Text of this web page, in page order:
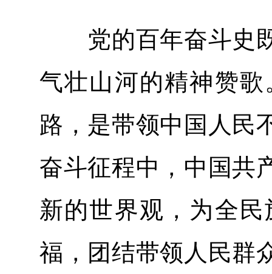
党的百年奋斗史既
气壮山河的精神赞
路，是带领中国人民
奋斗征程中，中国共
新的世界观，为全
福，团结带领人民群